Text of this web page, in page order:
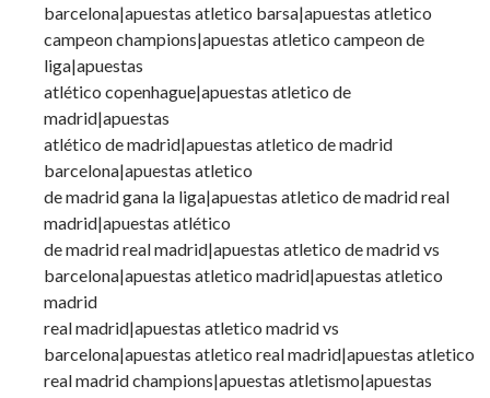
barcelona|apuestas atletico barsa|apuestas atletico
campeon champions|apuestas atletico campeon de
liga|apuestas
atlético copenhague|apuestas atletico de
madrid|apuestas
atlético de madrid|apuestas atletico de madrid
barcelona|apuestas atletico
de madrid gana la liga|apuestas atletico de madrid real
madrid|apuestas atlético
de madrid real madrid|apuestas atletico de madrid vs
barcelona|apuestas atletico madrid|apuestas atletico
madrid
real madrid|apuestas atletico madrid vs
barcelona|apuestas atletico real madrid|apuestas atletico
real madrid champions|apuestas atletismo|apuestas